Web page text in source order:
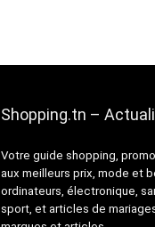
Shopping.tn –
Votre guide shopping,
aux meilleurs prix, mode et
ordinateurs, électronique,
sport, et articles de